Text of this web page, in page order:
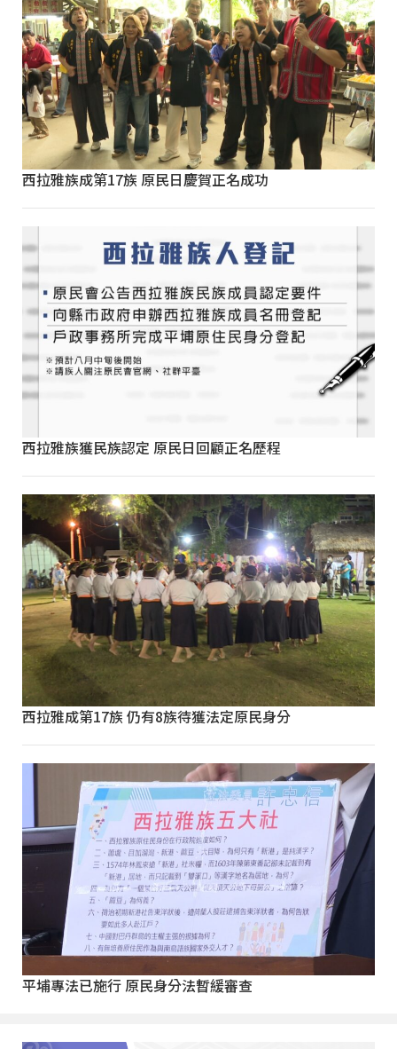
西拉雅族成第17族 原民日慶賀正名成功
西拉雅族獲民族認定 原民日回顧正名歷程
西拉雅成第17族 仍有8族待獲法定原民身分
平埔專法已施行 原民身分法暫緩審查